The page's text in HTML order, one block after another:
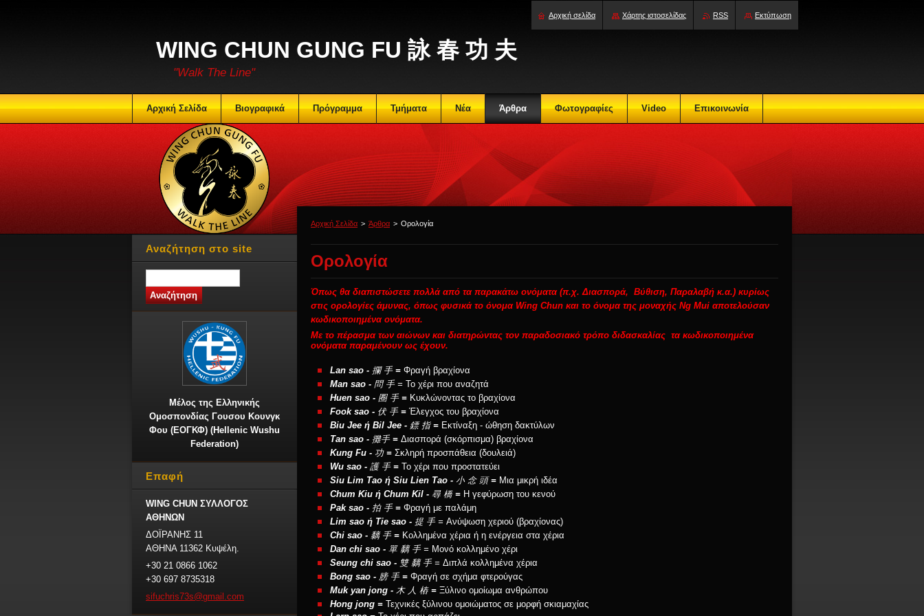
WING CHUN GUNG FU 詠 春 功 夫
"Walk The Line"
Αρχική Σελίδα > Άρθρα > Ορολογία
Ορολογία
Όπως θα διαπιστώσετε πολλά από τα παρακάτω ονόματα (π.χ. Διασπορά, Βύθιση, Παραλαβή κ.α.) κυρίως
στις ορολογίες άμυνας, όπως φυσικά το όνομα Wing Chun και το όνομα της μοναχής Ng Mui αποτελούσαν
κωδικοποιημένα ονόματα.
Με το πέρασμα των αιώνων και διατηρώντας τον παραδοσιακό τρόπο διδασκαλίας τα κωδικοποιημένα
ονόματα παραμένουν ως έχουν.
Lan sao - 攔 手= Φραγή βραχίονα
Man sao - 問 手 = Το χέρι που αναζητά
Huen sao - 圈 手= Κυκλώνοντας το βραχίονα
Fook sao - 伏 手= Έλεγχος του βραχίονα
Biu Jee ή Bil Jee - 鏢 指= Εκτίναξη - ώθηση δακτύλων
Tan sao - 攤手= Διασπορά (σκόρπισμα) βραχίονα
Kung Fu - 功= Σκληρή προσπάθεια (δουλειά)
Wu sao - 護 手= Το χέρι που προστατεύει
Siu Lim Tao ή Siu Lien Tao - 小 念 頭= Μια μικρή ιδέα
Chum Kiu ή Chum Kil - 尋 橋= Η γεφύρωση του κενού
Pak sao - 拍 手= Φραγή με παλάμη
Lim sao ή Tie sao - 提 手 = Ανύψωση χεριού (βραχίονας)
Chi sao - 黐 手 = Κολλημένα χέρια ή η ενέργεια στα χέρια
Dan chi sao - 單 黐 手 = Μονό κολλημένο χέρι
Seung chi sao - 雙 黐 手 = Διπλά κολλημένα χέρια
Bong sao - 膀 手= Φραγή σε σχήμα φτερούγας
Muk yan jong - 木 人 樁= Ξύλινο ομοίωμα ανθρώπου
Hong jong = Τεχνικές ξύλινου ομοιώματος σε μορφή σκιαμαχίας
Αναζήτηση στο site
Μέλος της Ελληνικής
Ομοσπονδίας Γουσου Κουνγκ
Φου (ΕΟΓΚΦ) (Hellenic Wushu
Federation)
Επαφή
WING CHUN ΣΥΛΛΟΓΟΣ
ΑΘΗΝΩΝ
ΔΟΪΡΑΝΗΣ 11
ΑΘΗΝΑ 11362 Κυψέλη.
+30 21 0866 1062
+30 697 8735318
sifuchris73s@gmail.com
Αρχική Σελίδα Βιογραφικά Πρόγραμμα Τμήματα Νέα Άρθρα Φωτογραφίες Video Επικοινωνία
Αρχική σελίδα Χάρτης ιστοσελίδας RSS Εκτύπωση